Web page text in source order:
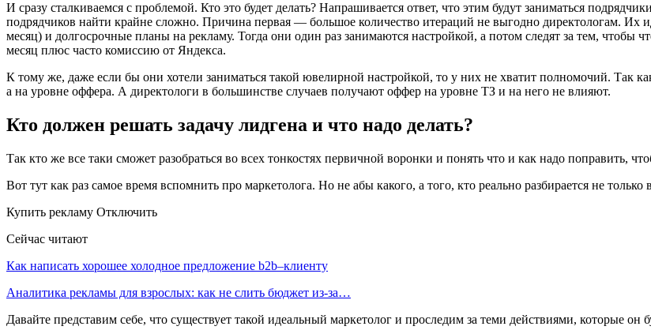
И сразу сталкиваемся с проблемой. Кто это будет делать? Напрашивается ответ, что этим будут заниматься
подрядчиков найти крайне сложно. Причина первая — большое количество итераций не выгодно директологам. Их
месяц) и долгосрочные планы на рекламу. Тогда они один раз занимаются настройкой, а потом следят за тем, чтобы
месяц плюс часто комиссию от Яндекса.
К тому же, даже если бы они хотели заниматься такой ювелирной настройкой, то у них не хватит полномочий. Так
а на уровне оффера. А директологи в большинстве случаев получают оффер на уровне ТЗ и на него не влияют.
Кто должен решать задачу лидгена и что надо делать?
Так кто же все таки сможет разобраться во всех тонкостях первичной воронки и понять что и как надо поправить,
Вот тут как раз самое время вспомнить про маркетолога. Но не абы какого, а того, кто реально разбирается не
Купить рекламу Отключить
Сейчас читают
Как написать хорошее холодное предложение b2b–клиенту
Аналитика рекламы для взрослых: как не слить бюджет из-за…
Давайте представим себе, что существует такой идеальный маркетолог и проследим за теми действиями, которые он